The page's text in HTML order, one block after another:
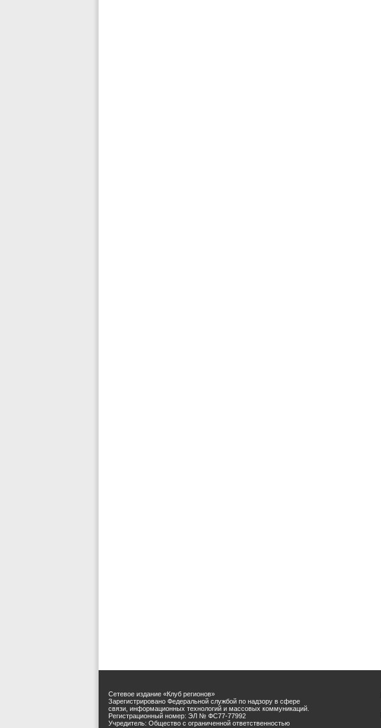
Сетевое издание «Клуб регионов»
Зарегистрировано Федеральной службой по надзору в сфере
связи, информационных технологий и массовых коммуникаций.
Регистрационный номер: ЭЛ № ФС77-77992
Учредитель: Общество с ограниченной ответственностью